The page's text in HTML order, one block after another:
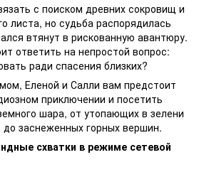
с поиском древних сокровищ и
листа, но судьба распорядилась
втянут в рискованную авантюру.
ответить на непростой вопрос:
ради спасения близких?
Еленой и Салли вам предстоит
приключении и посетить
шара, от утопающих в зелени
до заснеженных горных вершин.
схватки в режиме сетевой